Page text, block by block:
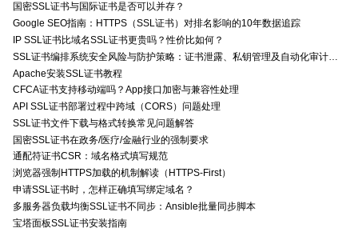
国密SSL证书与国际证书是否可以并存？
Google SEO指南：HTTPS（SSL证书）对排名影响的10年数据追踪
IP SSL证书比域名SSL证书更贵吗？性价比如何？
Apache安装SSL证书教程
CFCA证书支持移动端吗？App接口加密与兼容性处理
API SSL证书部署过程中跨域（CORS）问题处理
SSL证书文件下载与格式转换常见问题解答
国密SSL证书在政务/医疗/金融行业的强制要求
通配符证书CSR：域名格式填写规范
浏览器强制HTTPS加载的机制解读（HTTPS-First）
申请SSL证书时，怎样正确填写绑定域名？
多服务器负载均衡SSL证书不同步：Ansible批量同步脚本
宝塔面板SSL证书安装指南